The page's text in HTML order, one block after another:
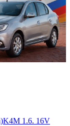
1.6. 16V